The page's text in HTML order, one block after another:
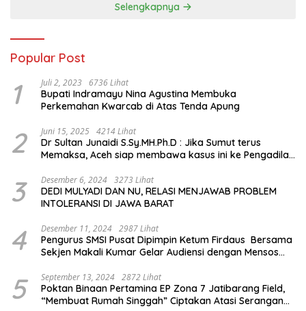
Selengkapnya
Popular Post
1 Juli 2, 2023 6736 Lihat
Bupati Indramayu Nina Agustina Membuka
Perkemahan Kwarcab di Atas Tenda Apung
2 Juni 15, 2025 4214 Lihat
Dr Sultan Junaidi S.Sy.MH.Ph.D : Jika Sumut terus
Memaksa, Aceh siap membawa kasus ini ke Pengadilan
3 Desember 6, 2024 3273 Lihat
DEDI MULYADI DAN NU, RELASI MENJAWAB PROBLEM
INTOLERANSI DI JAWA BARAT
4 Desember 11, 2024 2987 Lihat
Pengurus SMSI Pusat Dipimpin Ketum Firdaus Bersama
Sekjen Makali Kumar Gelar Audiensi dengan Mensos
5 September 13, 2024 2872 Lihat
Poktan Binaan Pertamina EP Zona 7 Jatibarang Field,
“Membuat Rumah Singgah” Ciptakan Atasi Serangan